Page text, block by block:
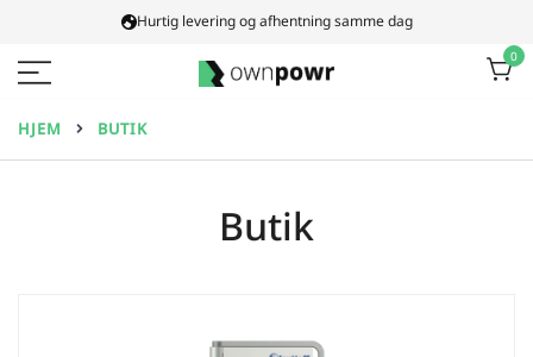
indhold
Hurtig levering og afhentning samme dag
0
HJEM BUTIK
Butik